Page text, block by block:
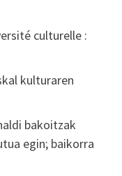
culturelle :
kulturaren
bakoitzak
egin; baikorra